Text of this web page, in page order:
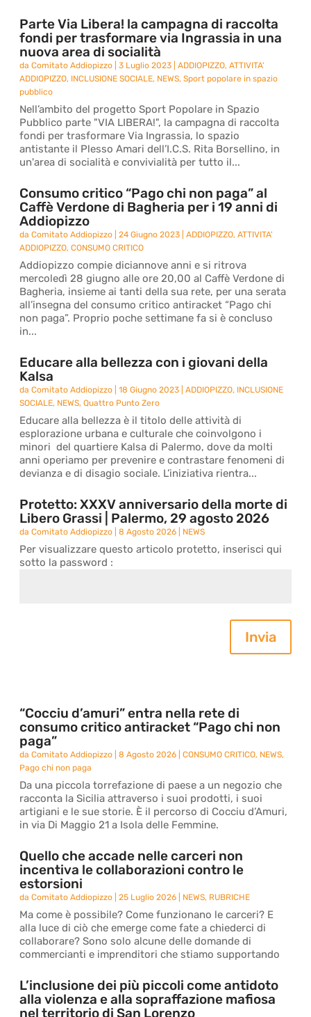
Parte Via Libera! la campagna di raccolta
fondi per trasformare via Ingrassia in una
nuova area di socialità
daComitato Addiopizzo |3 Luglio 2023 |ADDIOPIZZO,ATTIVITA'
ADDIOPIZZO, INCLUSIONE SOCIALE, NEWS,Sport popolare in spazio
pubblico
Nell’ambito del progetto Sport Popolare in Spazio
Pubblico parte "VIA LIBERA!", la campagna di raccolta
fondi per trasformare Via Ingrassia, lo spazio
antistante il Plesso Amari dell’I.C.S. Rita Borsellino, in
un'area di socialità e convivialità per tutto il...
Consumo critico “Pago chi non paga” al
Caffè Verdone di Bagheria per i 19 anni di
Addiopizzo
daComitato Addiopizzo |24 Giugno 2023 |ADDIOPIZZO,ATTIVITA'
ADDIOPIZZO,CONSUMO CRITICO
Addiopizzo compie diciannove anni e si ritrova
mercoledì 28 giugno alle ore 20,00 al Caffè Verdone di
Bagheria, insieme ai tanti della sua rete, per una serata
all’insegna del consumo critico antiracket “Pago chi
non paga”. Proprio poche settimane fa si è concluso
in...
Educare alla bellezza con i giovani della
Kalsa
daComitato Addiopizzo |18 Giugno 2023 |ADDIOPIZZO, INCLUSIONE
SOCIALE, NEWS,Quattro Punto Zero
Educare alla bellezza è il titolo delle attività di
esplorazione urbana e culturale che coinvolgono i
minori del quartiere Kalsa di Palermo, dove da molti
anni operiamo per prevenire e contrastare fenomeni di
devianza e di disagio sociale. L’iniziativa rientra...
Protetto: XXXV anniversario della morte di
Libero Grassi | Palermo, 29 agosto 2026
daComitato Addiopizzo |8 Agosto 2026 NEWS
Per visualizzare questo articolo protetto, inserisci qui
sotto la password :
Invia
“Cocciu d’amuri” entra nella rete di
consumo critico antiracket “Pago chi non
paga”
daComitato Addiopizzo |8 Agosto 2026 |CONSUMO CRITICO, NEWS,
Pago chi non paga
Da una piccola torrefazione di paese a un negozio che
racconta la Sicilia attraverso i suoi prodotti, i suoi
artigiani e le sue storie. È il percorso di Cocciu d’Amuri,
in via Di Maggio 21 a Isola delle Femmine.
Quello che accade nelle carceri non
incentiva le collaborazioni contro le
estorsioni
daComitato Addiopizzo |25 Luglio 2026 NEWS, RUBRICHE
Ma come è possibile? Come funzionano le carceri? E
alla luce di ciò che emerge come fate a chiederci di
collaborare? Sono solo alcune delle domande di
commercianti e imprenditori che stiamo supportando
L’inclusione dei più piccoli come antidoto
alla violenza e alla sopraffazione mafiosa
nel territorio di San Lorenzo